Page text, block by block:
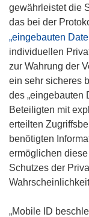
gewährleistet die
das bei der
„eingebauten
individuellen
zur Wahrung der
ein sehr sicheres
des „eingebauten
Beteiligten mit
erteilten
benötigten
ermöglichen
Schutzes der
„Mobile ID